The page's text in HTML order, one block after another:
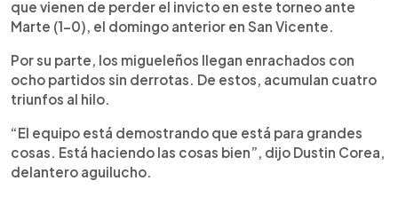
que vienen de perder el invicto en este torneo ante
Marte (1-0), el domingo anterior en San Vicente.
Por su parte, los migueleños llegan enrachados con
ocho partidos sin derrotas. De estos, acumulan cuatro
triunfos al hilo.
“El equipo está demostrando que está para grandes
cosas. Está haciendo las cosas bien”, dijo Dustin Corea,
delantero aguilucho.